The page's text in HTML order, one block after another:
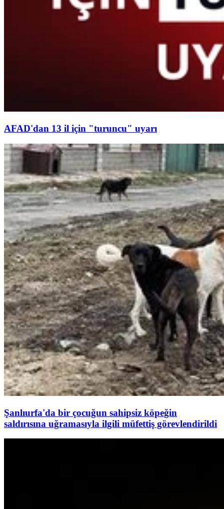
AFAD'dan 13 il için "turuncu" uyarı
Şanlıurfa'da bir çocuğun sahipsiz köpeğin
saldırısına uğramasıyla ilgili müfettiş görevlendirildi